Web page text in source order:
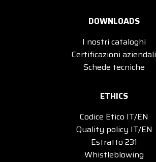
DOWNLOADS
I nostri cataloghi
Certificazioni aziendali
Schede tecniche
ETHICS
Codice Etico IT/EN
Quality policy IT/EN
Estratto 231
Whistleblowing